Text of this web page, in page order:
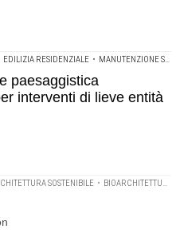
EDILIZIA RESIDENZIALE • MANUTENZIONE STRAORDINARIA
paesaggistica
interventi di lieve entità
SOSTENIBILE • BIOARCHITETTURA